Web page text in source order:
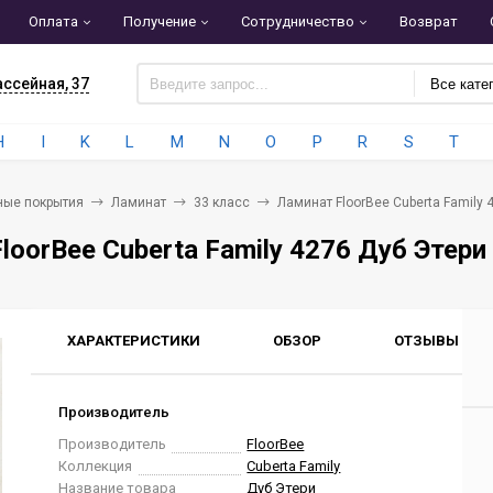
Оплата Получение Сотрудничество Возврат
37 Все
I K L M N O P R S T
покрытия Ламинат 33 класс Ламинат FloorBee Cuberta Family
Cuberta Family 4276 Дуб Этери
ХАРАКТЕРИСТИКИ ОБЗОР ОТЗЫВЫ
Производитель
Производитель
FloorBee
Коллекция
Cuberta Family
Название товара
Дуб Этери